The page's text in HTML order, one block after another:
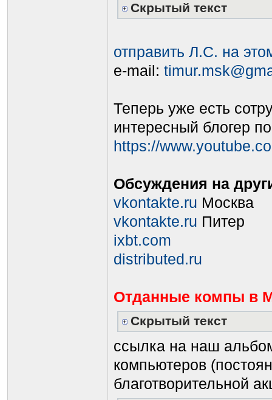
Скрытый текст
отправить Л.С. на
e-mail:
Теперь уже есть
интересный блогер
https://
Обсуждения на
vkontakte.ru Москва
vkontakte.ru Питер
ixbt.com
distributed.ru
Отданные компы в
Скрытый текст
ссылка на наш
компьютеров
благотворительной